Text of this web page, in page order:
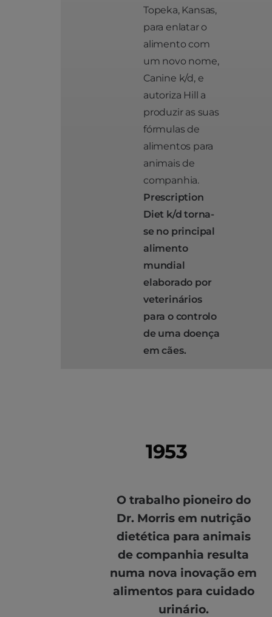
Topeka, Kansas,
para enlatar o
alimento com
um novo nome,
Canine k/d, e
autoriza Hill a
produzir as suas
fórmulas de
alimentos para
animais de
companhia.
Prescription
Diet k/d torna-
se no principal
alimento
mundial
elaborado por
veterinários
para o controlo
de uma doença
em cães.
1953
O trabalho pioneiro do
Dr. Morris em nutrição
dietética para animais
de companhia resulta
numa nova inovação em
alimentos para cuidado
urinário.